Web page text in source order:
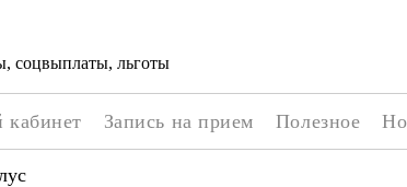
соцвыплаты, льготы
Запись на прием Полезное